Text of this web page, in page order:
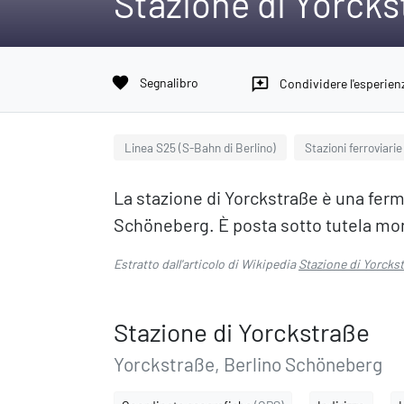
favorite Segnalibro reviews Condividere
Linea S25 (S-Bahn di Berlino) Stazioni
La stazione di Yorckstraße è una
Schöneberg. È posta sotto tutela
Estratto dall'articolo di WikipediaStazione di
Stazione di Yorckstraße
Yorckstraße, Berlino Schöneberg